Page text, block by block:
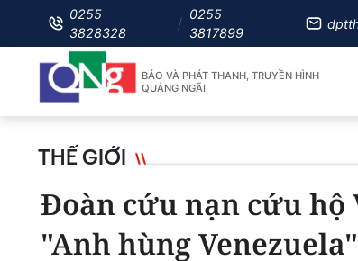
0255
3828328
0255
3817899
BÁO VÀ PHÁT THANH, TRUYỀN HÌNH
QUẢNG NGÃI
THẾ GIỚI
Đoàn cứu nạn cứu
"Anh hùng Venezuela"